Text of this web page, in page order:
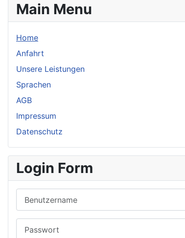
Main Menu
Home
Anfahrt
Unsere Leistungen
Sprachen
AGB
Impressum
Datenschutz
Login Form